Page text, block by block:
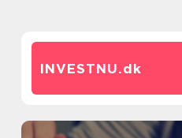
INVESTNU.dk